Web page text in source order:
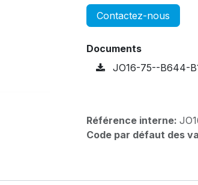
Contactez-nous
Documents
JO16-75--B644-
Référence interne:
Code par défaut des